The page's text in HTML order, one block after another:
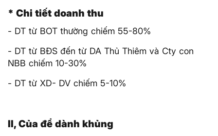
* Chi tiết doanh thu
- DT từ BOT thường chiếm 55-80%
- DT từ BĐS đến từ DA Thủ Thiêm và Cty con
NBB chiếm 10-30%
- DT từ XD- DV chiếm 5-10%
II, Của để dành khủng